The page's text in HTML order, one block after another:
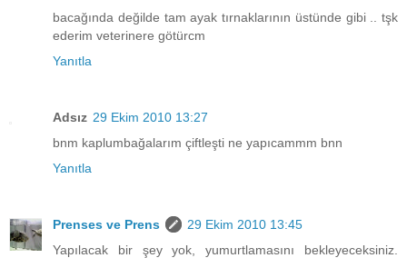
bacağında değilde tam ayak tırnaklarının üstünde gibi .. tşk
ederim veterinere götürcm
Yanıtla
Adsız 29 Ekim 2010 13:27
bnm kaplumbağalarım çiftleşti ne yapıcammm bnn
Yanıtla
Prenses ve Prens
29 Ekim 2010 13:45
Yapılacak bir şey yok, yumurtlamasını bekleyeceksiniz.